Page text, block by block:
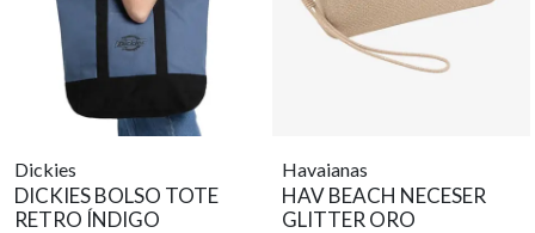
Dickies
DICKIES BOLSO TOTE
RETRO ÍNDIGO
Havaianas
HAV BEACH NECESER
GLITTER ORO